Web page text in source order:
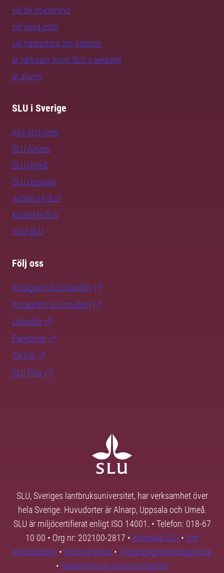
vill bli doktorand
vill söka jobb
vill rapportera om naturen
är verksam inom SLU:s sektorer
är alumn
SLU i Sverige
Alla SLU-orter
SLU Alnarp
SLU Umeå
SLU Uppsala
Jobba på SLU
Kontakta SLU
Stöd SLU
Följ oss
Instagram SLU.Sweden
Instagram SLU.student
LinkedIn
Facebook
TikTok
SLU Play
SLU, Sveriges lantbruksuniversitet, har verksamhet över
hela Sverige. Huvudorter är Alnarp, Uppsala och Umeå.
SLU är miljöcertifierat enligt ISO 14001. • Telefon: 018-67
10 00 • Org nr: 202100-2817 • Kontakta SLU • Om
webbplatsen • Hantera kakor • Tillgänglighetsredogörelse
• Behandling av personuppgifter